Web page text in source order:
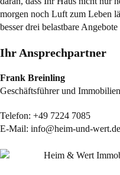
morgen noch Luft zum Leben
besser drei belastbare Angebote
Ihr Ansprechpartner
Frank Breinling
Geschäftsführer und
Telefon: +49 7224 7085
E-Mail: info@heim-und-wert.de